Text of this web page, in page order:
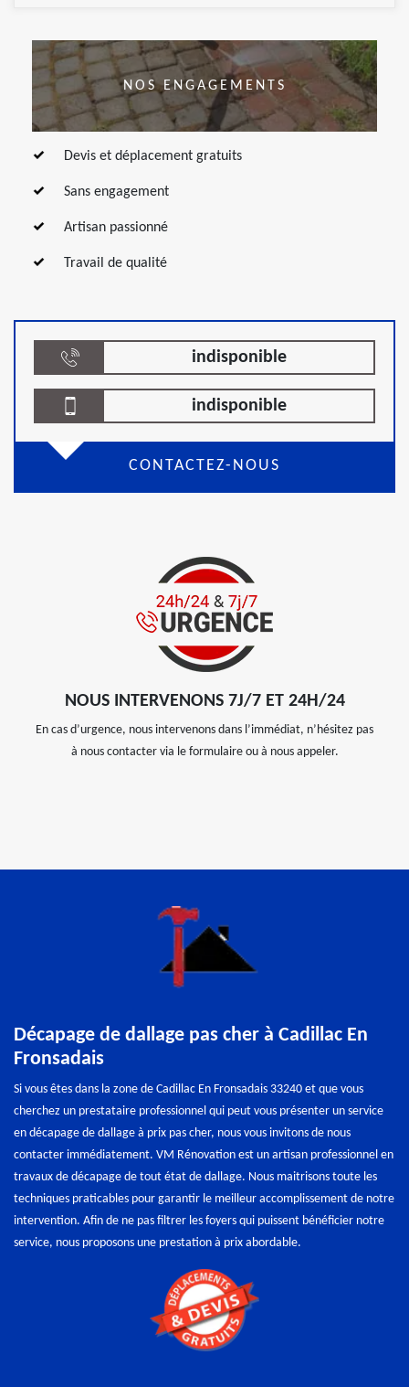
NOS ENGAGEMENTS
Devis et déplacement gratuits
Sans engagement
Artisan passionné
Travail de qualité
indisponible
indisponible
CONTACTEZ-NOUS
NOUS INTERVENONS 7J/7 ET 24H/24
En cas d’urgence, nous intervenons dans l’immédiat, n’hésitez pas
à nous contacter via le formulaire ou à nous appeler.
Décapage de dallage pas cher à Cadillac En
Fronsadais
Si vous êtes dans la zone de Cadillac En Fronsadais 33240 et que vous
cherchez un prestataire professionnel qui peut vous présenter un service
en décapage de dallage à prix pas cher, nous vous invitons de nous
contacter immédiatement. VM Rénovation est un artisan professionnel en
travaux de décapage de tout état de dallage. Nous maitrisons toute les
techniques praticables pour garantir le meilleur accomplissement de notre
intervention. Afin de ne pas filtrer les foyers qui puissent bénéficier notre
service, nous proposons une prestation à prix abordable.